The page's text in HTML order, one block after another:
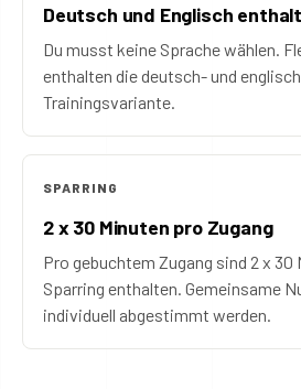
Deutsch und Englisch
Du musst keine Sprache wählen.
enthalten die deutsch- und
Trainingsvariante.
SPARRING
2 x 30 Minuten pro Zugang
Pro gebuchtem Zugang sind 2 x 30
Sparring enthalten. Gemeinsame
individuell abgestimmt werden.